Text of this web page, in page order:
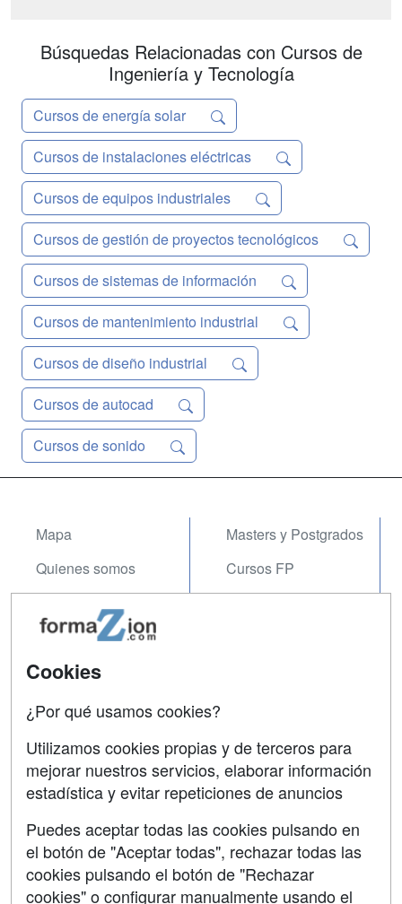
de Vehículos ...
Búsquedas Relacionadas con Cursos de
Ingeniería y Tecnología
Cursos de energía solar
Cursos de instalaciones eléctricas
Cursos de equipos industriales
Cursos de gestión de proyectos tecnológicos
Cursos de sistemas de información
Cursos de mantenimiento industrial
Cursos de diseño industrial
Cursos de autocad
Cursos de sonido
Mapa
Quienes somos
Acceso Usuarios
Acceso Centros
Masters y Postgrados
Cursos FP
Contactar
Confidencialidad
Copyleft
SÍGUENOS EN:
Cookies
¿Por qué usamos cookies?
Utilizamos cookies propias y de terceros para
mejorar nuestros servicios, elaborar información
estadística y evitar repeticiones de anuncios
Puedes aceptar todas las cookies pulsando en
el botón de "Aceptar todas", rechazar todas las
cookies pulsando el botón de "Rechazar
cookies" o configurar manualmente usando el